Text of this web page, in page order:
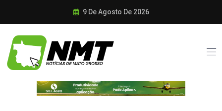
9 De Agosto De 2026